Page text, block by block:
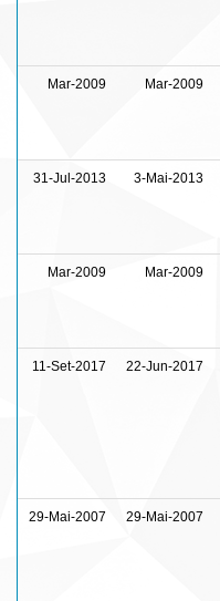
Mar-2009 Mar-2009
31-Jul-2013 3-Mai-2013
Mar-2009 Mar-2009
11-Set-2017 22-Jun-2017
29-Mai-2007 29-Mai-2007